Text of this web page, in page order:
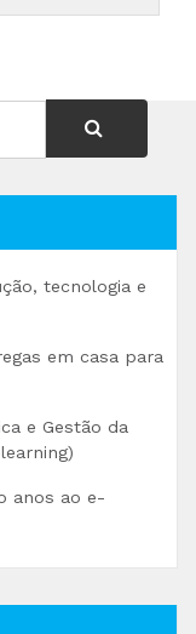
tecnologia e
em casa para
e Gestão da
anos ao e-